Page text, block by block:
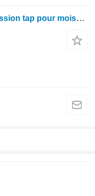
Autre pièce détachée de transmission tap pour moissonneuse-batteuse Deutz M2680